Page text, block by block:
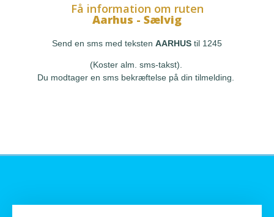
Få information om ruten
Aarhus - Sælvig
Send en sms med teksten AARHUS til 1245
(Koster alm. sms-takst).
Du modtager en sms bekræftelse på din tilmelding.